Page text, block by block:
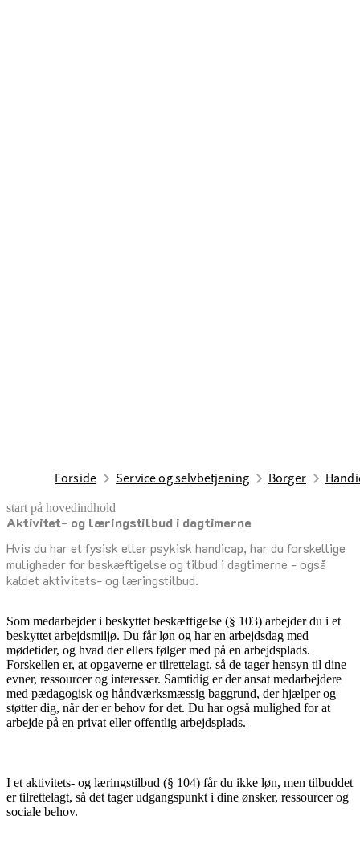
Forside Service og selvbetjening Borger
start på hovedindhold
Aktivitet- og læringstilbud i dagtimerne
Hvis du har et fysisk eller psykisk handicap, har du forskellige
muligheder for beskæftigelse og tilbud i dagtimerne - også
kaldet aktivitets- og læringstilbud.
senest opdateret 2. juni 2026
Som medarbejder i beskyttet beskæftigelse (§ 103) arbejder du i et
beskyttet arbejdsmiljø. Du får løn og har en arbejdsdag med
mødetider, og hvad der ellers følger med på en arbejdsplads.
Forskellen er, at opgaverne er tilrettelagt, så de tager hensyn til dine
evner, ressourcer og interesser. Samtidig er der ansat medarbejdere
med pædagogisk og håndværksmæssig baggrund, der hjælper og
støtter dig, når der er behov for det. Du har også mulighed for at
arbejde på en privat eller offentlig arbejdsplads.
I et aktivitets- og læringstilbud (§ 104) får du ikke løn, men tilbuddet
er tilrettelagt, så det tager udgangspunkt i dine ønsker, ressourcer og
sociale behov.